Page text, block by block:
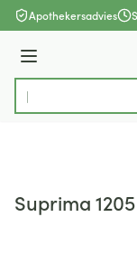
Ga naar de inhoud
Apothekersadvies
Menu
Product, merk,
Suprima